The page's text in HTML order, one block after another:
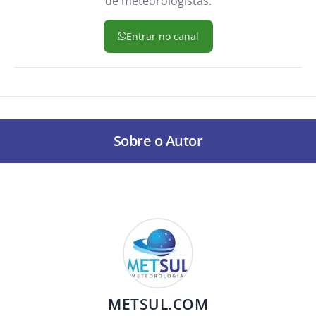
Entrar no canal
Sobre o Autor
METSUL.COM